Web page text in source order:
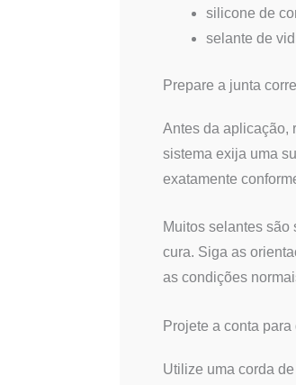
silicone de
selante de
Prepare a junta
Antes da aplicação,
sistema exija uma
exatamente
Muitos selantes
cura. Siga as
as condições
Projete a conta
Utilize uma corda